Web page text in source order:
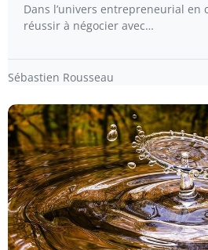
Dans l’univers entrepreneurial en
réussir à négocier avec…
Sébastien Rousseau